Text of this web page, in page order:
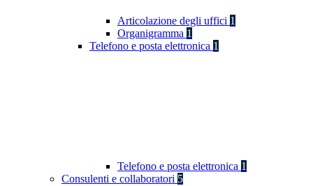
Articolazione degli uffici 1
Organigramma 1
Telefono e posta elettronica 1
Telefono e posta elettronica 1
Consulenti e collaboratori 5